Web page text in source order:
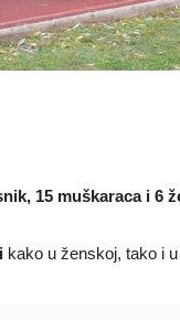
15 muškaraca i 6
kako u ženskoj, tako i